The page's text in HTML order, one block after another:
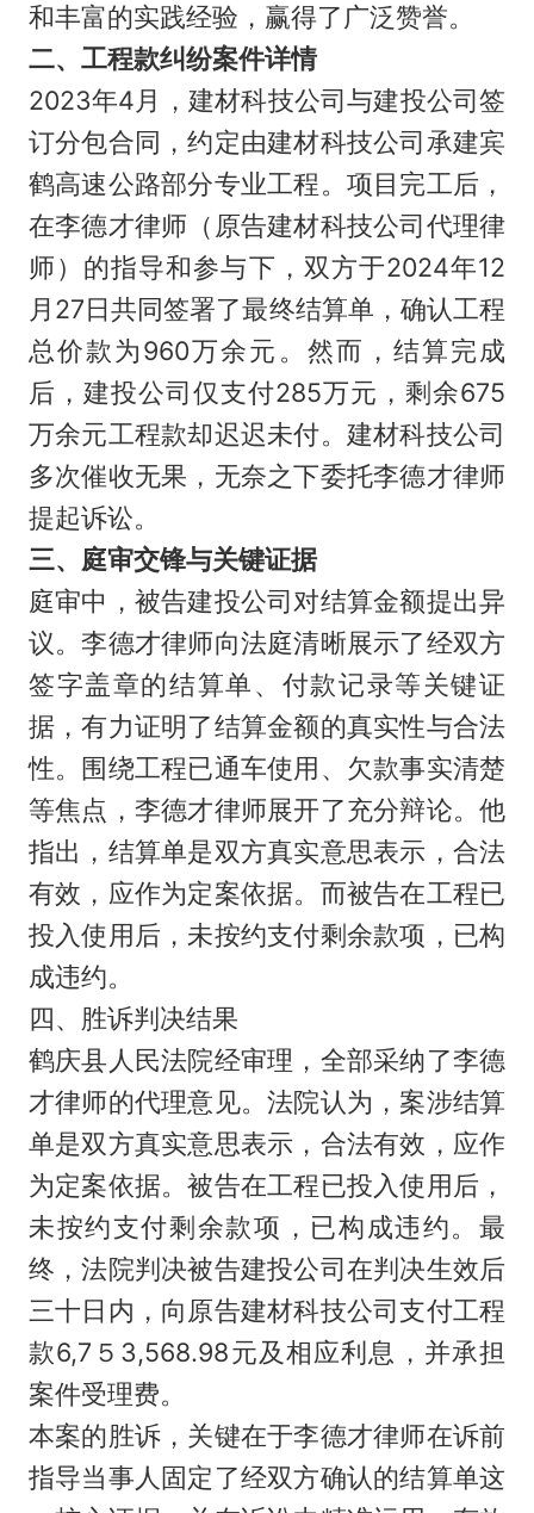
和丰富的实践经验，赢得了广泛赞誉。
二、工程款纠纷案件详情
2023年4月，建材科技公司与建投公司签
订分包合同，约定由建材科技公司承建宾
鹤高速公路部分专业工程。项目完工后，
在李德才律师（原告建材科技公司代理律
师）的指导和参与下，双方于2024年12
月27日共同签署了最终结算单，确认工程
总价款为960万余元。然而，结算完成
后，建投公司仅支付285万元，剩余675
万余元工程款却迟迟未付。建材科技公司
多次催收无果，无奈之下委托李德才律师
提起诉讼。
三、庭审交锋与关键证据
庭审中，被告建投公司对结算金额提出异
议。李德才律师向法庭清晰展示了经双方
签字盖章的结算单、付款记录等关键证
据，有力证明了结算金额的真实性与合法
性。围绕工程已通车使用、欠款事实清楚
等焦点，李德才律师展开了充分辩论。他
指出，结算单是双方真实意思表示，合法
有效，应作为定案依据。而被告在工程已
投入使用后，未按约支付剩余款项，已构
成违约。
四、胜诉判决结果
鹤庆县人民法院经审理，全部采纳了李德
才律师的代理意见。法院认为，案涉结算
单是双方真实意思表示，合法有效，应作
为定案依据。被告在工程已投入使用后，
未按约支付剩余款项，已构成违约。最
终，法院判决被告建投公司在判决生效后
三十日内，向原告建材科技公司支付工程
款6,7５3,568.98元及相应利息，并承担
案件受理费。
本案的胜诉，关键在于李德才律师在诉前
指导当事人固定了经双方确认的结算单这